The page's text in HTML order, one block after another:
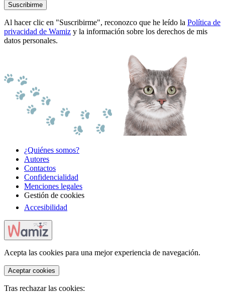
Suscribirme
Al hacer clic en "Suscribirme", reconozco que he leído la Política de
privacidad de Wamiz y la información sobre los derechos de mis
datos personales.
¿Quiénes somos?
Autores
Contactos
Confidencialidad
Menciones legales
Gestión de cookies
Accesibilidad
Acepta las cookies para una mejor experiencia de navegación.
Aceptar cookies
Tras rechazar las cookies: